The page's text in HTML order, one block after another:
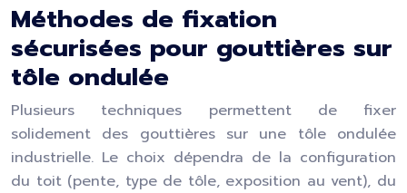
Méthodes de fixation
sécurisées pour gouttières sur
tôle ondulée
Plusieurs techniques permettent de fixer
solidement des gouttières sur une tôle ondulée
industrielle. Le choix dépendra de la configuration
du toit (pente, type de tôle, exposition au vent), du